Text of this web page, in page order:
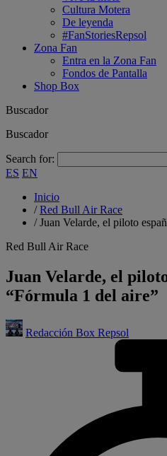
Cultura Motera
De leyenda
#FanStoriesRepsol
Zona Fan
Entra en la Zona Fan
Fondos de Pantalla
Shop Box
Buscador
Buscador
Search for:
ES EN
Inicio
/Red Bull Air Race
/Juan Velarde, el piloto
Red Bull Air Race
Juan Velarde, el
“Fórmula 1 del aire”
Redacción Box Repsol